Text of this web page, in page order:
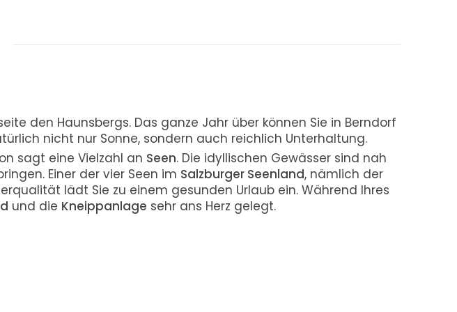
den Haunsbergs. Das ganze Jahr über können Sie in Berndorf
nicht nur Sonne, sondern auch reichlich Unterhaltung.
sagt eine Vielzahl an Seen. Die idyllischen Gewässer sind nah
Einer der vier Seen im Salzburger Seenland, nämlich der
lädt Sie zu einem gesunden Urlaub ein. Während Ihres
und die Kneippanlage sehr ans Herz gelegt.